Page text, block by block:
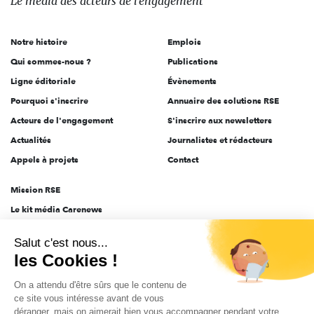
l'engagement
Notre histoire
Qui sommes-nous ?
Ligne éditoriale
Pourquoi s'inscrire
Acteurs de l'engagement
Actualités
Appels à projets
Emplois
Publications
Évènements
Annuaire des solutions RSE
S'inscrire aux newsletters
Journalistes et rédacteurs
Contact
Mission RSE
Le kit média Carenews
AEF info
Novethic
PRODURABLE
Inclusiv Day
Salut c'est nous...
les Cookies !
On a attendu d'être sûrs que le contenu de
ce site vous intéresse avant de vous
déranger, mais on aimerait bien vous accompagner pendant votre